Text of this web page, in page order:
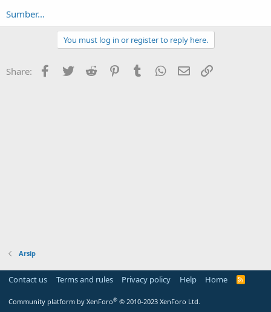
Sumber...
You must log in or register to reply here.
Share: Facebook
Twitter Reddit PinterestTumblr WhatsApp
Email
Arsip
Contact us Terms and rules Privacy policy Help Home
R
Community platform by XenForo® © 2010-2023 XenForo Ltd.